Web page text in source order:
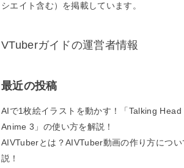
シエイト含む）を掲載しています。
VTuberガイドの運営者情報
最近の投稿
AIで1枚絵イラストを動かす！「Talking Head
Anime 3」の使い方を解説！
AIVTuberとは？AIVTuber動画の作り方につい
説！